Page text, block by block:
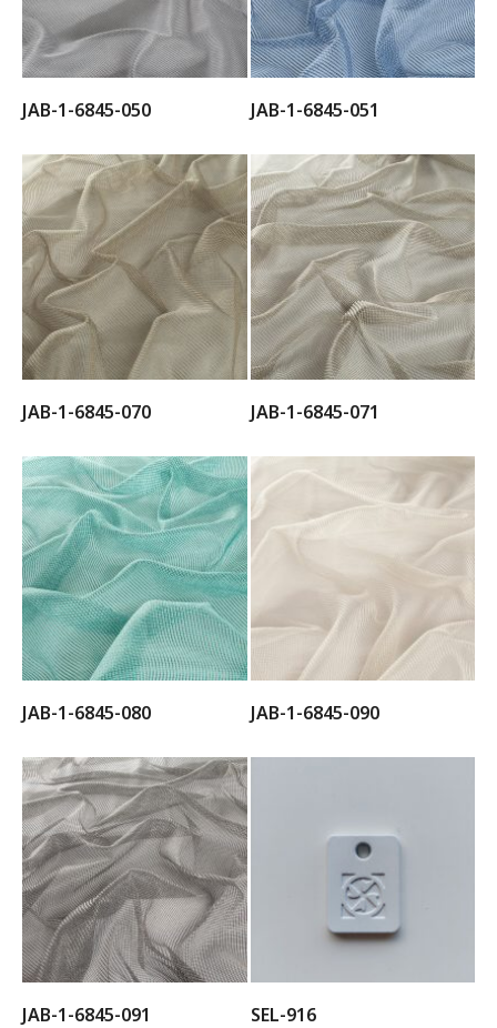
JAB-1-6845-050 JAB-1-6845-051
JAB-1-6845-070 JAB-1-6845-071
JAB-1-6845-080 JAB-1-6845-090
JAB-1-6845-091 SEL-916